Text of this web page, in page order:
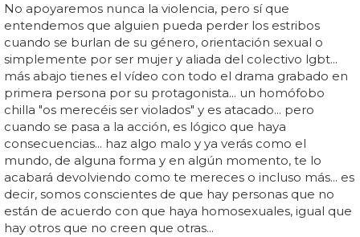
No apoyaremos nunca la violencia, pero sí que
entendemos que alguien pueda perder los estribos
cuando se burlan de su género, orientación sexual o
simplemente por ser mujer y aliada del colectivo lgbt...
más abajo tienes el vídeo con todo el drama grabado en
primera persona por su protagonista... un homófobo
chilla "os merecéis ser violados" y es atacado... pero
cuando se pasa a la acción, es lógico que haya
consecuencias... haz algo malo y ya verás como el
mundo, de alguna forma y en algún momento, te lo
acabará devolviendo como te mereces o incluso más... es
decir, somos conscientes de que hay personas que no
están de acuerdo con que haya homosexuales, igual que
hay otros que no creen que otras...